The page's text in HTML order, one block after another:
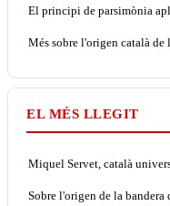
El principi de parsimònia
Més sobre l'origen català de
EL MÉS LLEGIT
Miquel Servet, català
Sobre l'origen de la bandera